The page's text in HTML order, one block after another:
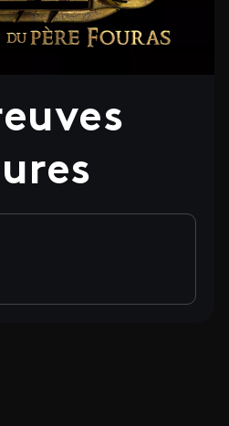
sur Facebook
sur X
extérieures' sur LinkedIn